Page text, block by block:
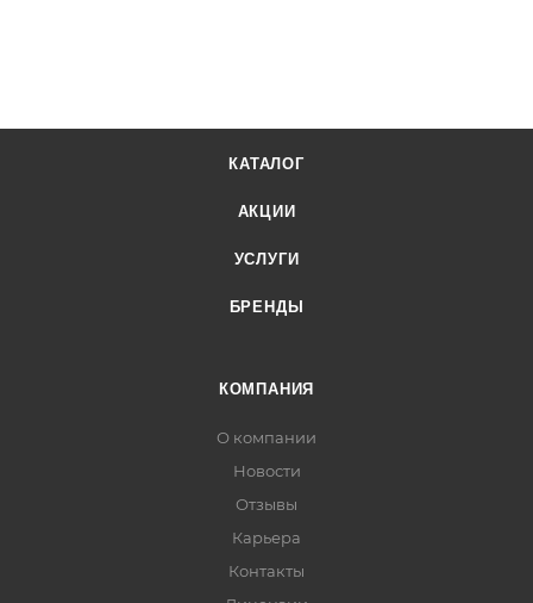
КАТАЛОГ
АКЦИИ
УСЛУГИ
БРЕНДЫ
КОМПАНИЯ
О компании
Новости
Отзывы
Карьера
Контакты